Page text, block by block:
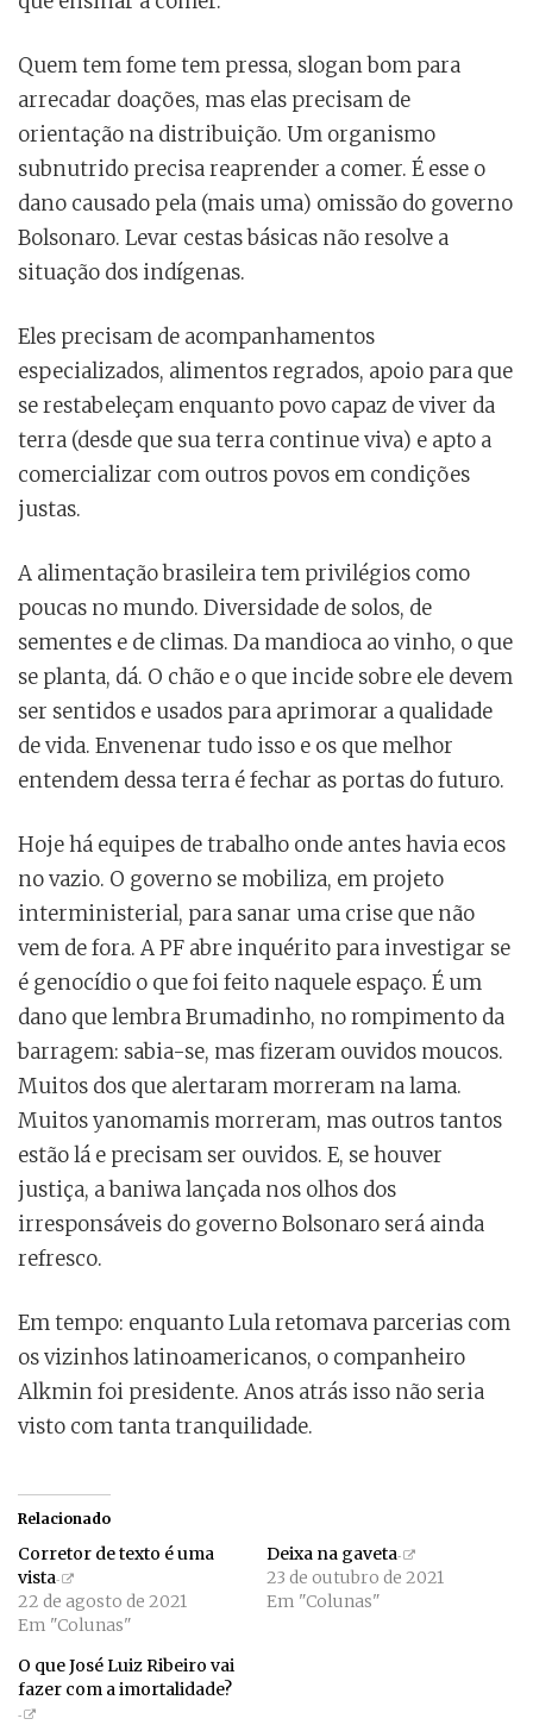
Quem tem fome tem pressa, slogan bom para
arrecadar doações, mas elas precisam de
orientação na distribuição. Um organismo
subnutrido precisa reaprender a comer. É esse o
dano causado pela (mais uma) omissão do governo
Bolsonaro. Levar cestas básicas não resolve a
situação dos indígenas.
Eles precisam de acompanhamentos
especializados, alimentos regrados, apoio para que
se restabeleçam enquanto povo capaz de viver da
terra (desde que sua terra continue viva) e apto a
comercializar com outros povos em condições
justas.
A alimentação brasileira tem privilégios como
poucas no mundo. Diversidade de solos, de
sementes e de climas. Da mandioca ao vinho, o que
se planta, dá. O chão e o que incide sobre ele devem
ser sentidos e usados para aprimorar a qualidade
de vida. Envenenar tudo isso e os que melhor
entendem dessa terra é fechar as portas do futuro.
Hoje há equipes de trabalho onde antes havia ecos
no vazio. O governo se mobiliza, em projeto
interministerial, para sanar uma crise que não
vem de fora. A PF abre inquérito para investigar se
é genocídio o que foi feito naquele espaço. É um
dano que lembra Brumadinho, no rompimento da
barragem: sabia-se, mas fizeram ouvidos moucos.
Muitos dos que alertaram morreram na lama.
Muitos yanomamis morreram, mas outros tantos
estão lá e precisam ser ouvidos. E, se houver
justiça, a baniwa lançada nos olhos dos
irresponsáveis do governo Bolsonaro será ainda
refresco.
Em tempo: enquanto Lula retomava parcerias com
os vizinhos latinoamericanos, o companheiro
Alkmin foi presidente. Anos atrás isso não seria
visto com tanta tranquilidade.
Relacionado
Corretor de texto é uma
vista
22 de agosto de 2021
Em "Colunas"
Deixa na gaveta
23 de outubro de 2021
Em "Colunas"
O que José Luiz Ribeiro vai
fazer com a imortalidade?